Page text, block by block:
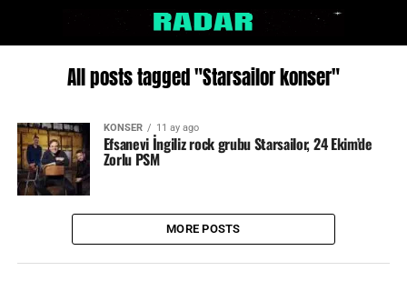
All posts tagged "Starsailor konser"
KONSER 11 ay ago
Efsanevi İngiliz rock grubu Starsailor, 24 Ekim’de
Zorlu PSM
MORE POSTS